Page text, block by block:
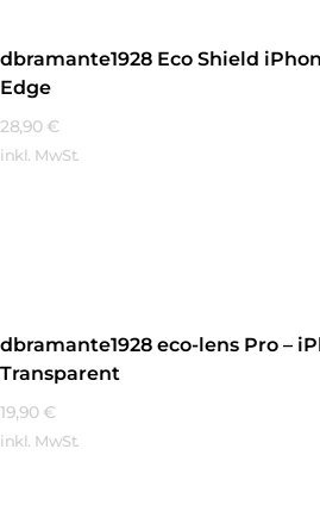
dbramante1928 Eco Shield
Edge
28,90 €
inkl. MwSt.
dbramante1928 eco-lens Pro –
Transparent
19,90 €
inkl. MwSt.